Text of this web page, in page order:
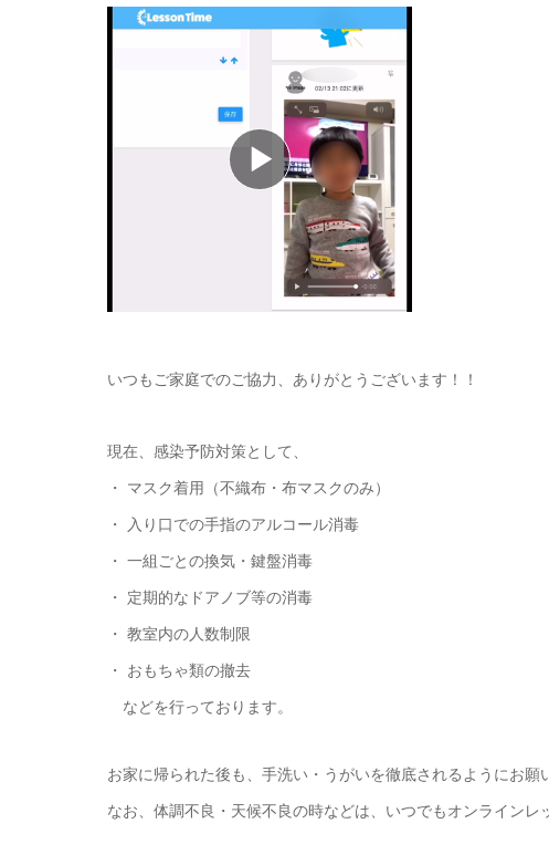
いつもご家庭でのご協力、ありがとうございます！！
現在、感染予防対策として、
・ マスク着用（不織布・布マスクのみ）
・ 入り口での手指のアルコール消毒
・ 一組ごとの換気・鍵盤消毒
・ 定期的なドアノブ等の消毒
・ 教室内の人数制限
・ おもちゃ類の撤去
などを行っております。
お家に帰られた後も、手洗い・うがいを徹底されるようにお願
なお、体調不良・天候不良の時などは、いつでもオンラインレ